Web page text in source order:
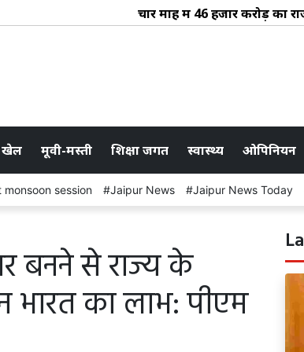
चार माह में 46 हजार करोड़ का
खेल मूवी-मस्ती शिक्षा जगत स्वास्थ्य ओपिनियन
monsoon session Jaipur News Jaipur News Today
बनने से राज्य के
भारत का लाभ: पीएम